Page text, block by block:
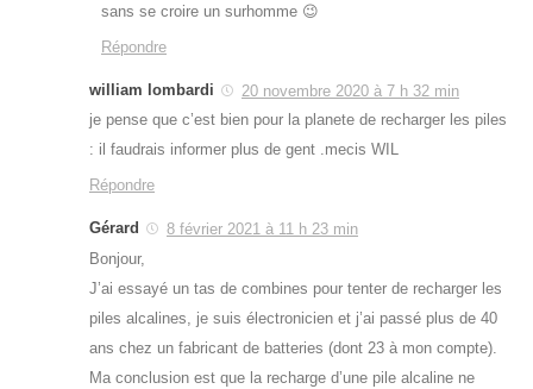
sans se croire un surhomme 😉
Répondre
william lombardi
20 novembre 2020 à 7 h 32 min
je pense que c’est bien pour la planete de recharger les piles
: il faudrais informer plus de gent .mecis WIL
Répondre
Gérard
8 février 2021 à 11 h 23 min
Bonjour,
J’ai essayé un tas de combines pour tenter de recharger les
piles alcalines, je suis électronicien et j’ai passé plus de 40
ans chez un fabricant de batteries (dont 23 à mon compte).
Ma conclusion est que la recharge d’une pile alcaline ne